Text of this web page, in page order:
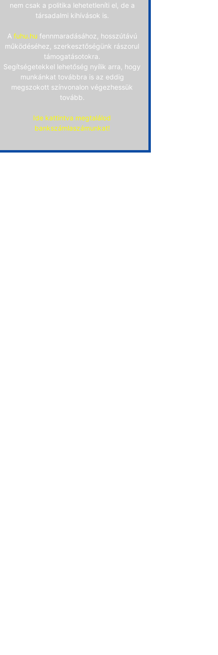
nem csak a politika lehetetleníti el, de a
társadalmi kihívások is.
A fuhu.hu fennmaradásához, hosszútávú
működéséhez, szerkesztőségünk rászorul
támogatásotokra.
Segítségetekkel lehetőség nyílik arra, hogy
munkánkat továbbra is az eddig
megszokott színvonalon végezhessük
tovább.
Ide kattintva megtalálod
bankszámlaszámunkat!